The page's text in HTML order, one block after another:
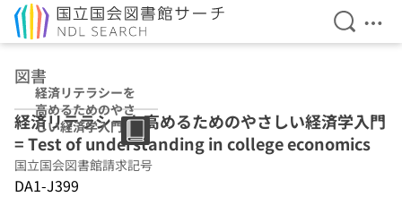
検索を
メ
図書
経済リテラシーを
高めるためのやさ
しい経済学入門
経済リテラシーを高めるためのやさしい経済学入門
= Test of understanding in college economics
国立国会図書館請求記号
DA1-J399